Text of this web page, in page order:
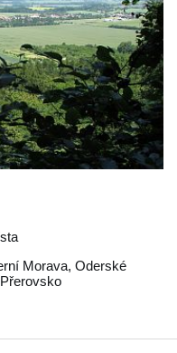
Morava, Oderské
Přerovsko